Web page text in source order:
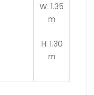
W: 1.35
m
H: 1.30
m